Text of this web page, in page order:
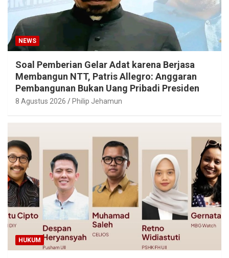
NEWS
Soal Pemberian Gelar Adat karena Berjasa
Membangun NTT, Patris Allegro: Anggaran
Pembangunan Bukan Uang Pribadi Presiden
8 Agustus 2026 Philip Jehamun
HUKUM